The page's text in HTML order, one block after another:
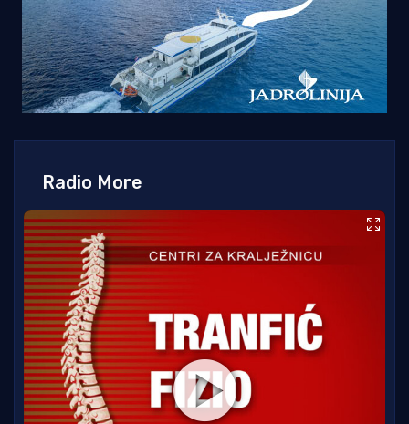
Radio More